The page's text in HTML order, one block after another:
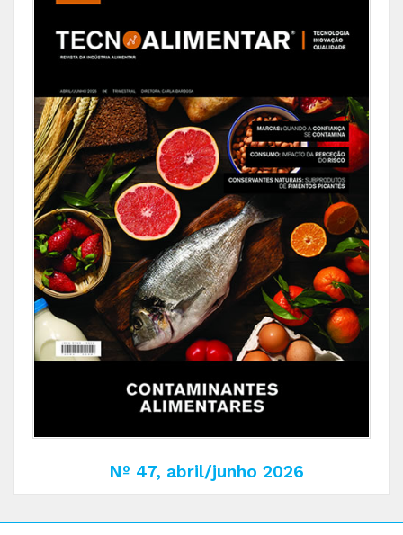
Nº 47, abril/junho 2026